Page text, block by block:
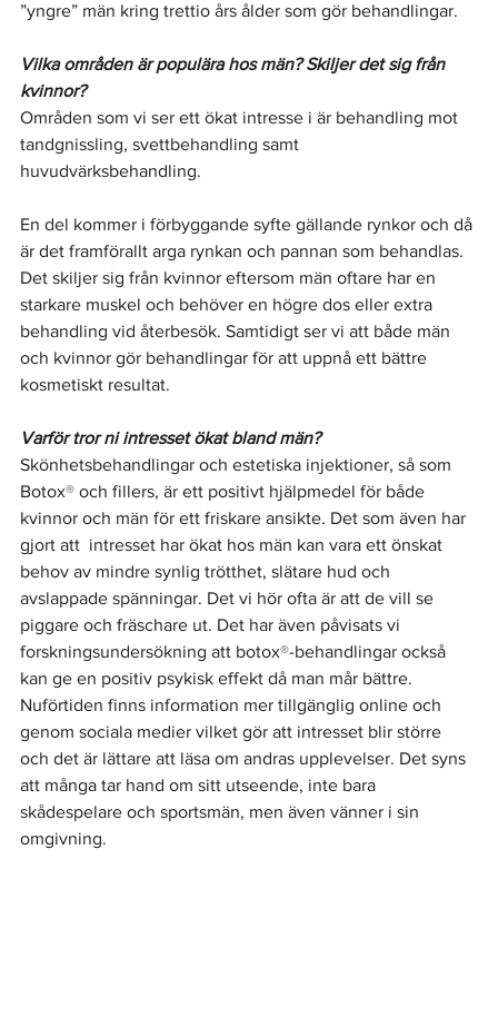
”yngre” män kring trettio års ålder som gör behandlingar.
Vilka områden är populära hos män? Skiljer det sig från
kvinnor?
Områden som vi ser ett ökat intresse i är behandling mot
tandgnissling, svettbehandling samt
huvudvärksbehandling.
En del kommer i förbyggande syfte gällande rynkor och då
är det framförallt arga rynkan och pannan som behandlas.
Det skiljer sig från kvinnor eftersom män oftare har en
starkare muskel och behöver en högre dos eller extra
behandling vid återbesök. Samtidigt ser vi att både män
och kvinnor gör behandlingar för att uppnå ett bättre
kosmetiskt resultat.
Varför tror ni intresset ökat bland män?
Skönhetsbehandlingar och estetiska injektioner, så som
Botox® och fillers, är ett positivt hjälpmedel för både
kvinnor och män för ett friskare ansikte. Det som även har
gjort att  intresset har ökat hos män kan vara ett önskat
behov av mindre synlig trötthet, slätare hud och
avslappade spänningar. Det vi hör ofta är att de vill se
piggare och fräschare ut. Det har även påvisats vi
forskningsundersökning att botox®-behandlingar också
kan ge en positiv psykisk effekt då man mår bättre.
Nuförtiden finns information mer tillgänglig online och
genom sociala medier vilket gör att intresset blir större
och det är lättare att läsa om andras upplevelser. Det syns
att många tar hand om sitt utseende, inte bara
skådespelare och sportsmän, men även vänner i sin
omgivning.